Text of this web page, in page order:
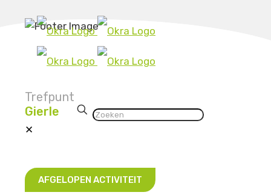
Trefpunt
Gierle
✕
AFGELOPEN ACTIVITEIT